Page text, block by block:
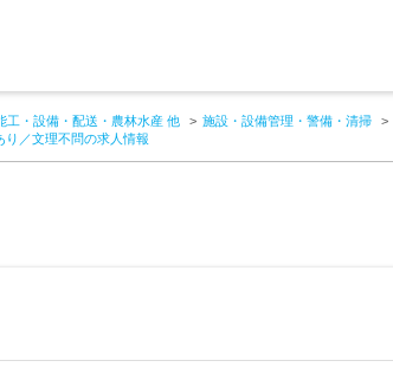
工・設備・配送・農林水産 他 施設・設備管理・警備・清掃
り／文理不問の求人情報